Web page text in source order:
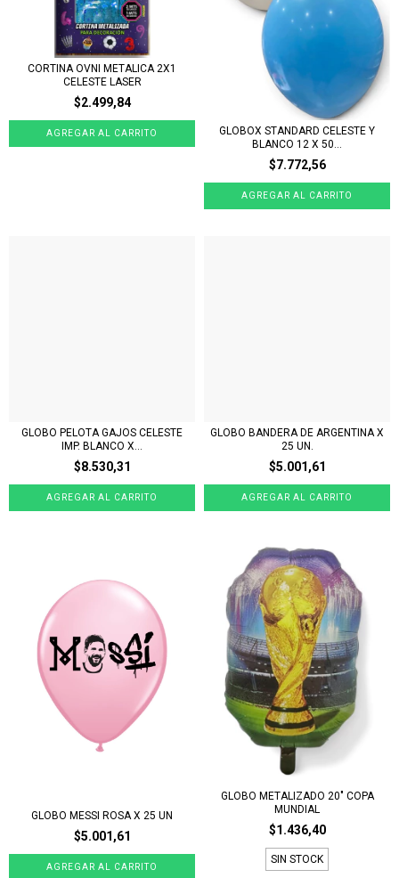
CORTINA OVNI METALICA 2X1
CELESTE LASER
$2.499,84
GLOBOX STANDARD CELESTE Y
BLANCO 12 X 50...
$7.772,56
GLOBO PELOTA GAJOS CELESTE
IMP. BLANCO X...
$8.530,31
GLOBO BANDERA DE ARGENTINA X
25 UN.
$5.001,61
GLOBO MESSI ROSA X 25 UN
$5.001,61
GLOBO METALIZADO 20" COPA
MUNDIAL
$1.436,40
SIN STOCK